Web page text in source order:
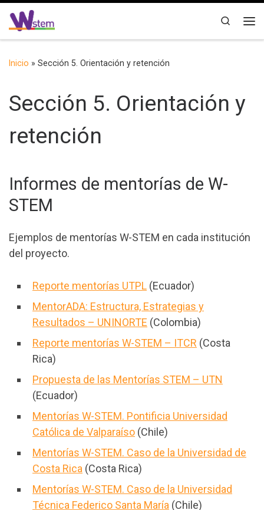
Saltar al contenido
Search
Inicio » Sección 5. Orientación y retención
Sección 5. Orientación y
retención
Informes de mentorías de W-
STEM
Ejemplos de mentorías W-STEM en cada institución
del proyecto.
Reporte mentorías UTPL (Ecuador)
MentorADA: Estructura, Estrategias y
Resultados – UNINORTE (Colombia)
Reporte mentorías W-STEM – ITCR (Costa
Rica)
Propuesta de las Mentorías STEM – UTN
(Ecuador)
Mentorías W-STEM. Pontificia Universidad
Católica de Valparaíso (Chile)
Mentorías W-STEM. Caso de la Universidad de
Costa Rica (Costa Rica)
Mentorías W-STEM. Caso de la Universidad
Técnica Federico Santa María (Chile)